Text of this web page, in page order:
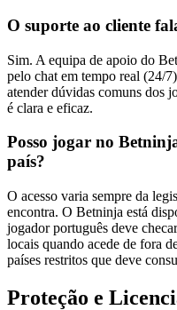
O suporte ao cliente
Sim. A equipa de apoio do
pelo chat em tempo real (24/
atender dúvidas comuns dos
é clara e eficaz.
Posso jogar no
país?
O acesso varia sempre da
encontra. O Betninja está
jogador português deve
locais quando acede de fora
países restritos que deve
Proteção e